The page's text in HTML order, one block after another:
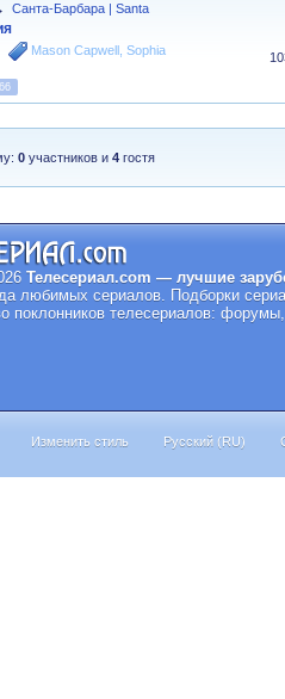
Санта-Барбара | Santa
Mason Capwell ,Sophia
66
0 участников и4 гостя
Телесериал.com — лучшие
любимых сериалов. Подборки
поклонников телесериалов:
Изменить стиль Русский (RU)